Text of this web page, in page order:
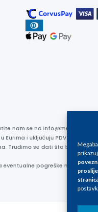
nam se na
i uključuju PDV. Sve
Trudimo se dati što bolji i
pogreške nastale u